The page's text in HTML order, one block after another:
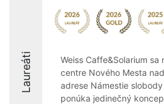
Laureáti
Weiss Caffe&Solarium sa
centre Nového Mesta
adrese Námestie slobody
ponúka jedinečný